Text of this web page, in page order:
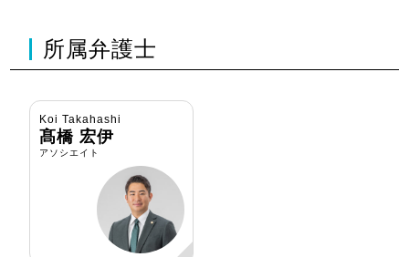
所属弁護士
Koi Takahashi
髙橋 宏伊
アソシエイト